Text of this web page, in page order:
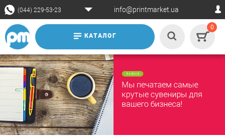
(044) 229-53-23 info@printmarket.ua
КАТАЛОГ
0